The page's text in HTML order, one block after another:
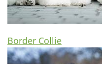
Border Collie